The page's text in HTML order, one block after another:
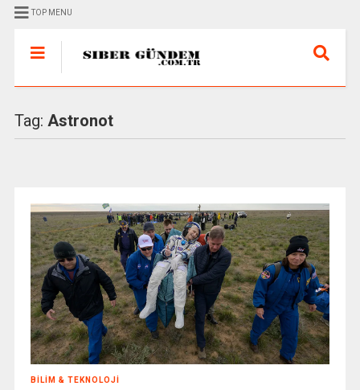
TOP MENU
Tag: Astronot
BILIM & TEKNOLOJI